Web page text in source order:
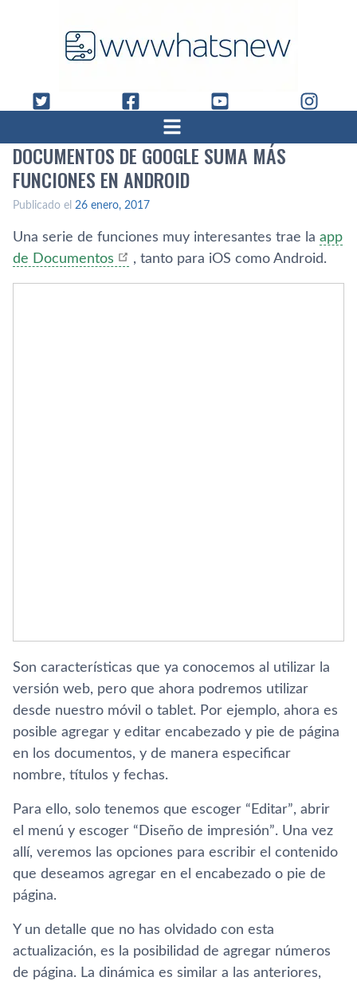
DOCUMENTOS DE GOOGLE SUMA MÁS
FUNCIONES EN ANDROID
Publicado el 26 enero, 2017
Una serie de funciones muy interesantes trae la app
de Documentos
, tanto para iOS como Android.
Son caracterí­sticas que ya conocemos al utilizar la
versión web, pero que ahora podremos utilizar
desde nuestro móvil o tablet. Por ejemplo, ahora es
posible agregar y editar encabezado y pie de página
en los documentos, y de manera especificar
nombre, tí­tulos y fechas.
Para ello, solo tenemos que escoger “Editar”, abrir
el menú y escoger “Diseño de impresión”. Una vez
allí­, veremos las opciones para escribir el contenido
que deseamos agregar en el encabezado o pie de
página.
Y un detalle que no has olvidado con esta
actualización, es la posibilidad de agregar números
de página. La dinámica es similar a las anteriores,